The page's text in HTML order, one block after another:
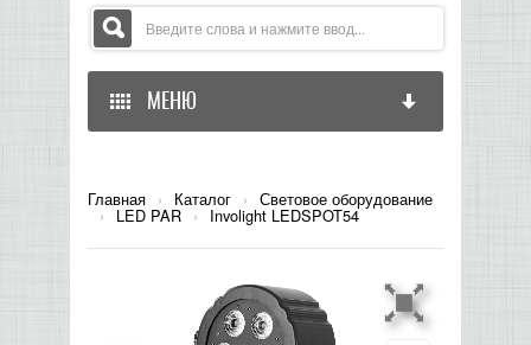
МЕНЮ
ЗВУКОВОЕ ОБОРУДОВАНИЕ
МИКШЕРЫ АНАЛОГОВЫЕ
СВЕТОВОЕ ОБОРУДОВАНИЕ
Главная › Каталог › Световое оборудование
› LED PAR › Involight LEDSPOT54